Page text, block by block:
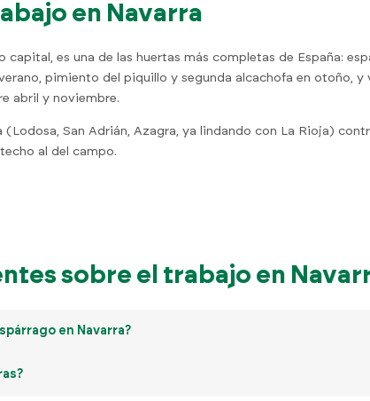
en Navarra
capital, es una de las huertas más completas de España:
pimiento del piquillo y segunda alcachofa en otoño, y
abril y noviembre.
(Lodosa, San Adrián, Azagra, ya lindando con La Rioja)
al del campo.
sobre el trabajo en
en Navarra?